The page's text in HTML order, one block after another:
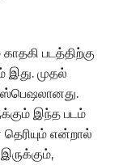
படத்திற்கு
இது. முதல்
இந்த படம்
என்றால்